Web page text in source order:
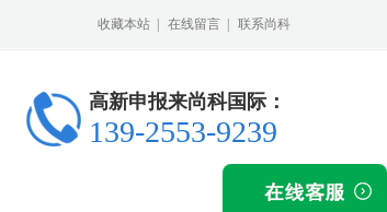
收藏本站 在线留言 联系尚科
高新申报来尚科国际：
139-2553-9239